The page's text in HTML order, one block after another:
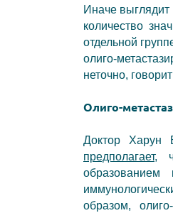
Иначе выглядит
количество
отдельной
олиго-
неточно,
Олиго-
Доктор Харун
предполагает,
образом,